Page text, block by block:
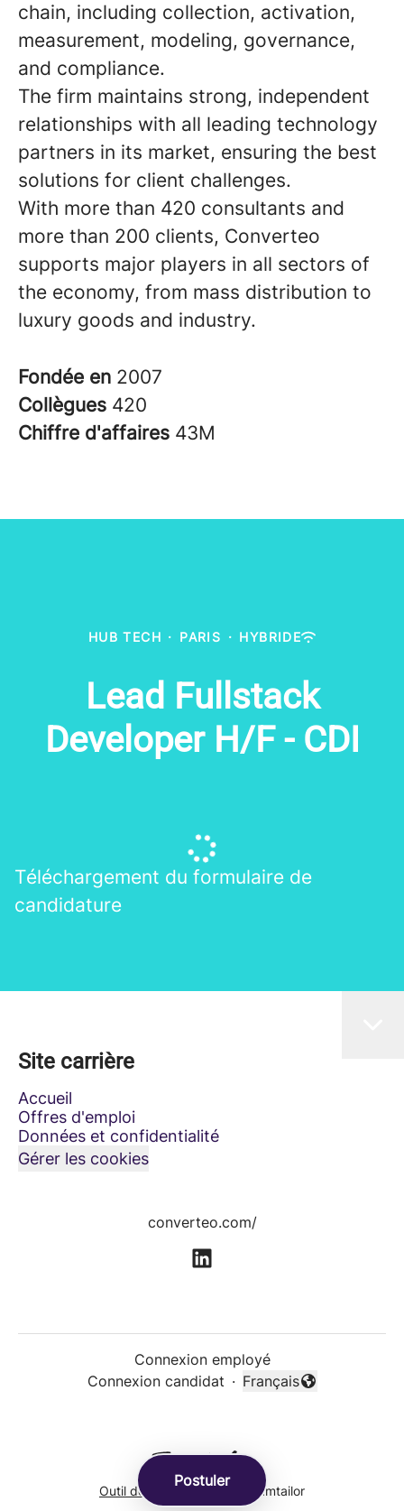
chain, including collection, activation,
measurement, modeling, governance,
and compliance.
The firm maintains strong, independent
relationships with all leading technology
partners in its market, ensuring the best
solutions for client challenges.
With more than 420 consultants and
more than 200 clients, Converteo
supports major players in all sectors of
the economy, from mass distribution to
luxury goods and industry.
Fondée en 2007
Collègues 420
Chiffre d'affaires 43M
Postuler
HUB TECH · PARIS · HYBRIDE
Lead Fullstack
Developer H/F - CDI
Téléchargement du formulaire de
candidature
Site carrière
Accueil
Offres d'emploi
Données et confidentialité
Gérer les cookies
converteo.com/
Connexion employé
Connexion candidat ·
Changer la langue
Français
Outil de recrutementde Teamtailor